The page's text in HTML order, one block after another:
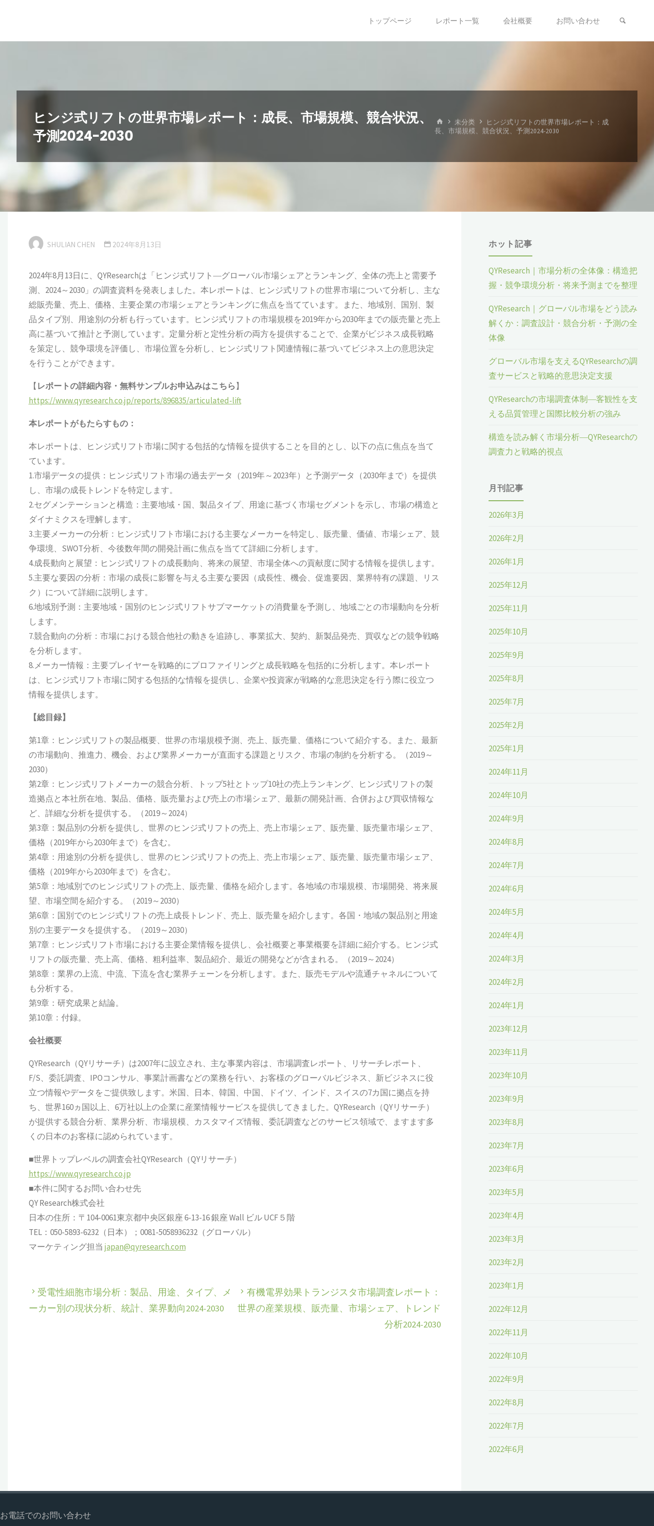
トップページ レポート一覧 会社概要 お問い合わせ
ヒンジ式リフトの世界市場レポート：成長、市場規模、競合状況、
予測2024-2030
ホ
ー
未分类
ヒンジ式リフトの世界市場レポート：成
長、市場規模、競合状況、予測2024-2030
SHULIAN CHEN 2024年8月13日
2024年8月13日に、QYResearchは「ヒンジ式リフト―グローバル市場シェアとランキング、全体の売上と需要予
測、2024～2030」の調査資料を発表しました。本レポートは、ヒンジ式リフトの世界市場について分析し、主な
総販売量、売上、価格、主要企業の市場シェアとランキングに焦点を当てています。また、地域別、国別、製
品タイプ別、用途別の分析も行っています。ヒンジ式リフトの市場規模を2019年から2030年までの販売量と売上
高に基づいて推計と予測しています。定量分析と定性分析の両方を提供することで、企業がビジネス成長戦略
を策定し、競争環境を評価し、市場位置を分析し、ヒンジ式リフト関連情報に基づいてビジネス上の意思決定
を行うことができます。
【レポートの詳細内容・ 無料サンプルお申込みはこちら】
https://www.qyresearch.co.jp/reports/896835/articulated-lift
本レポートがもたらすもの：
本レポートは、ヒンジ式リフト市場に関する包括的な情報を提供することを目的とし、以下の点に焦点を当て
ています。
1.市場データの提供：ヒンジ式リフト市場の過去データ（2019年～2023年）と予測データ（2030年まで）を提供
し、市場の成長トレンドを特定します。
2.セグメンテーションと構造：主要地域・国、製品タイプ、用途に基づく市場セグメントを示し、市場の構造と
ダイナミクスを理解します。
3.主要メーカーの分析：ヒンジ式リフト市場における主要なメーカーを特定し、販売量、価値、市場シェア、競
争環境、SWOT分析、今後数年間の開発計画に焦点を当てて詳細に分析します。
4.成長動向と展望：ヒンジ式リフトの成長動向、将来の展望、市場全体への貢献度に関する情報を提供します。
5.主要な要因の分析：市場の成長に影響を与える主要な要因（成長性、機会、促進要因、業界特有の課題、リス
ク）について詳細に説明します。
6.地域別予測：主要地域・国別のヒンジ式リフトサブマーケットの消費量を予測し、地域ごとの市場動向を分析
します。
7.競合動向の分析：市場における競合他社の動きを追跡し、事業拡大、契約、新製品発売、買収などの競争戦略
を分析します。
8.メーカー情報：主要プレイヤーを戦略的にプロファイリングと成長戦略を包括的に分析します。本レポート
は、ヒンジ式リフト市場に関する包括的な情報を提供し、企業や投資家が戦略的な意思決定を行う際に役立つ
情報を提供します。
【総目録】
第1章：ヒンジ式リフトの製品概要、世界の市場規模予測、売上、販売量、価格について紹介する。また、最新
の市場動向、推進力、機会、および業界メーカーが直面する課題とリスク、市場の制約を分析する。（2019～
2030）
第2章：ヒンジ式リフトメーカーの競合分析、トップ5社とトップ10社の売上ランキング、ヒンジ式リフトの製
造拠点と本社所在地、製品、価格、販売量および売上の市場シェア、最新の開発計画、合併および買収情報な
ど、詳細な分析を提供する。（2019～2024）
第3章：製品別の分析を提供し、世界のヒンジ式リフトの売上、売上市場シェア、販売量、販売量市場シェア、
価格（2019年から2030年まで）を含む。
第4章：用途別の分析を提供し、世界のヒンジ式リフトの売上、売上市場シェア、販売量、販売量市場シェア、
価格（2019年から2030年まで）を含む。
第5章：地域別でのヒンジ式リフトの売上、販売量、価格を紹介します。各地域の市場規模、市場開発、将来展
望、市場空間を紹介する。（2019～2030）
第6章：国別でのヒンジ式リフトの売上成長トレンド、売上、販売量を紹介します。各国・地域の製品別と用途
別の主要データを提供する。（2019～2030）
第7章：ヒンジ式リフト市場における主要企業情報を提供し、会社概要と事業概要を詳細に紹介する。ヒンジ式
リフトの販売量、売上高、価格、粗利益率、製品紹介、最近の開発などが含まれる。（2019～2024）
第8章：業界の上流、中流、下流を含む業界チェーンを分析します。また、販売モデルや流通チャネルについて
も分析する。
第9章：研究成果と結論。
第10章：付録。
会社概要
QYResearch（QYリサーチ）は2007年に設立され、主な事業内容は、市場調査レポート、リサーチレポート、
F/S、委託調査、IPOコンサル、事業計画書などの業務を行い、お客様のグローバルビジネス、新ビジネスに役
立つ情報やデータをご提供致します。米国、日本、韓国、中国、ドイツ、インド、スイスの7カ国に拠点を持
ち、世界160ヵ国以上、6万社以上の企業に産業情報サービスを提供してきました。QYResearch（QYリサーチ）
が提供する競合分析、業界分析、市場規模、カスタマイズ情報、委託調査などのサービス領域で、ますます多
くの日本のお客様に認められています。
■世界トップレベルの調査会社QYResearch（QYリサーチ）
https://www.qyresearch.co.jp
■本件に関するお問い合わせ先
QY Research株式会社
日本の住所：〒104-0061東京都中央区銀座 6-13-16 銀座 Wall ビル UCF５階
TEL：050-5893-6232（日本）；0081-5058936232（グローバル）
マーケティング担当 japan@qyresearch.com
受電性細胞市場分析：製品、用途、タイプ、メ
ーカー別の現状分析、統計、業界動向2024-2030
有機電界効果トランジスタ市場調査レポート：
世界の産業規模、販売量、市場シェア、トレンド
分析2024-2030
ホット記事
QYResearch｜市場分析の全体像：構造把
握・競争環境分析・将来予測までを整理
QYResearch｜グローバル市場をどう読み
解くか：調査設計・競合分析・予測の全
体像
グローバル市場を支えるQYResearchの調
査サービスと戦略的意思決定支援
QYResearchの市場調査体制―客観性を支
える品質管理と国際比較分析の強み
構造を読み解く市場分析―QYResearchの
調査力と戦略的視点
月刊記事
2026年3月
2026年2月
2026年1月
2025年12月
2025年11月
2025年10月
2025年9月
2025年8月
2025年7月
2025年2月
2025年1月
2024年11月
2024年10月
2024年9月
2024年8月
2024年7月
2024年6月
2024年5月
2024年4月
2024年3月
2024年2月
2024年1月
2023年12月
2023年11月
2023年10月
2023年9月
2023年8月
2023年7月
2023年6月
2023年5月
2023年4月
2023年3月
2023年2月
2023年1月
2022年12月
2022年11月
2022年10月
2022年9月
2022年8月
2022年7月
2022年6月
お電話でのお問い合わせ